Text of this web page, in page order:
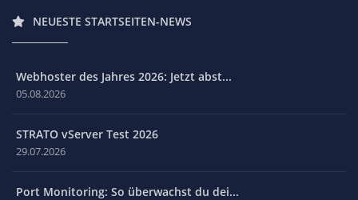
NEUESTE STARTSEITEN-NEWS
Webhoster des Jahres 2026: Jetzt abst...
05.08.2026
STRATO vServer Test 2026
29.07.2026
Port Monitoring: So überwachst du dei...